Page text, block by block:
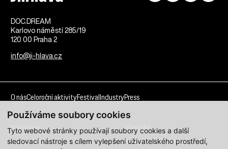
Používáme soubory cookies
Tyto webové stránky používají soubory cookies a další
sledovací nástroje s cílem vylepšení uživatelského prostředí,
DOC.DREAM​
Karlovo náměstí 285/19
120 00 Praha 2
info@ji-hlava.cz
O násCeloroční aktivityFestival IndustryPress
Kdo jsme
Kontakt
Partnerství
Pracovní příležitosti